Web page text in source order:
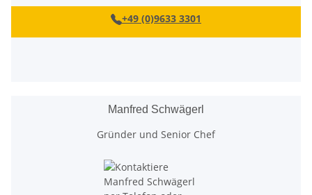
+49 (0)9633 3301
Manfred Schwägerl
Gründer und Senior Chef